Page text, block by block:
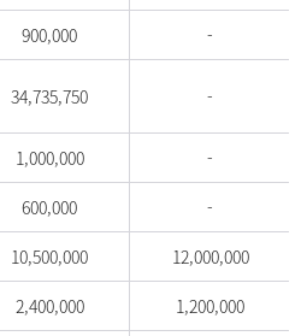
900,000 -
34,735,750 -
1,000,000 -
600,000 -
10,500,000 12,000,000
2,400,000 1,200,000